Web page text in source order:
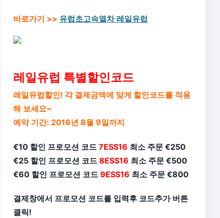
바로가기 >> 유럽초고속열차 레일유럽
레일유럽 특별할인코드
레일유럽할인! 각 결제금액에 맞게 할인코드를 적용
해 보세요~
예약 기간: 2016년 8월 9일까지
€10 할인 프로모션 코드 7ESS16 최소 주문 €250
€25 할인 프로모션 코드 8ESS16 최소 주문 €500
€60 할인 프로모션 코드 9ESS16 최소 주문 €800
결제창에서 프로모션 코드를 입력후 코드추가 버튼
클릭!